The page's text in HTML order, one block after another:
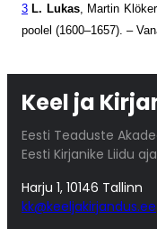
3 L. Lukas, Martin
poolel (1600–1657). –
Keel ja
Eesti Teaduste
Eesti Kirjanike Liidu
Harju 1, 10146 Tallinn
kk@keeljakirjandus.ee